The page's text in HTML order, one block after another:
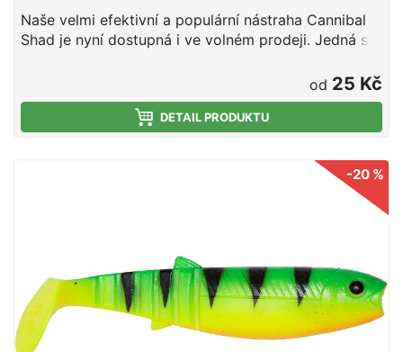
Naše velmi efektivní a populární nástraha Cannibal
Shad je nyní dostupná i ve volném prodeji. Jedná se
od 25 Kč
DETAIL PRODUKTU
-20 %